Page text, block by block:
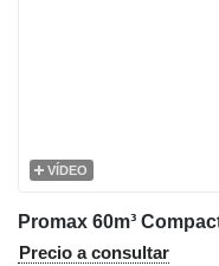
VÍDEO
Promax 60m³
Precio a consultar